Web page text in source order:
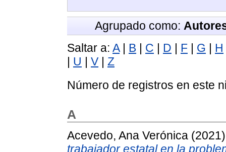
Agrupado como:
Saltar a: A| B C D F G H
U V
Z
Número de registros en este
A
Acevedo, Ana Verónica
trabajador estatal en la